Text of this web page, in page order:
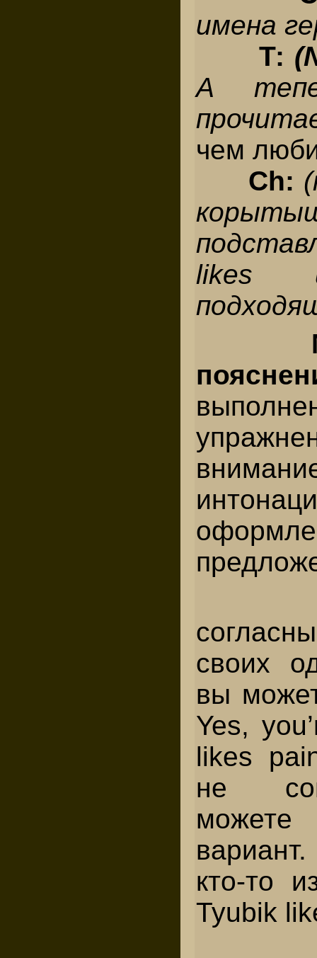
имена
Т:
А
чем
Ch:
likes
своих
вы
Yes,
likes
не
кто-то
Tyubik